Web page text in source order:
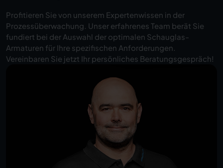
Profitieren Sie von unserem Expertenwissen in der
Prozessüberwachung. Unser erfahrenes Team berät Sie
fundiert bei der Auswahl der optimalen Schauglas-
Armaturen für Ihre spezifischen Anforderungen.
Vereinbaren Sie jetzt Ihr persönliches Beratungsgespräch!